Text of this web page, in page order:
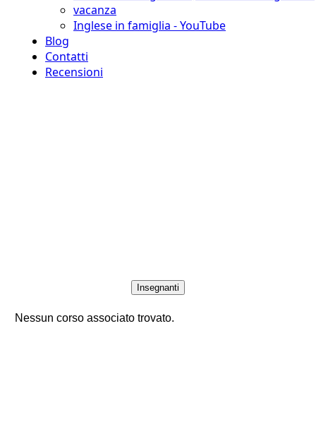
vacanza
Inglese in famiglia - YouTube
Blog
Contatti
Recensioni
Insegnanti
Nessun corso associato trovato.